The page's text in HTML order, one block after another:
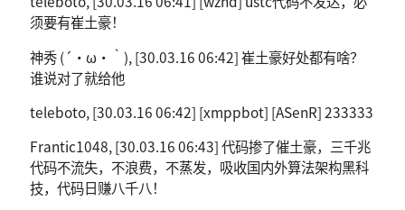
须要有崔土豪！
神秀 (´・ω・｀), [30.03.16 06:42] 崔土豪好处都有啥？
谁说对了就给他
teleboto, [30.03.16 06:42] [xmppbot] [ASenR] 233333
Frantic1048, [30.03.16 06:43] 代码掺了催土豪，三千兆
代码不流失，不浪费，不蒸发，吸收国内外算法架构黑科
技，代码日赚八千八！